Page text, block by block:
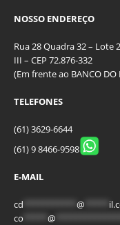
NOSSO ENDEREÇO
Rua 28 Quadra 32 – Lote
III – CEP 72.876-332
(Em frente ao BANCO DO
TELEFONES
(61) 3629-6644
(61) 9 8466-9598
E-MAIL
cd @
co
@